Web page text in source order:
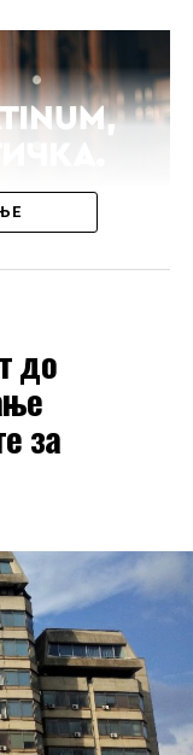
се
банка.
до
за